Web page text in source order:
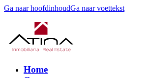
Ga naar hoofdinhoudGa naar voettekst
Home